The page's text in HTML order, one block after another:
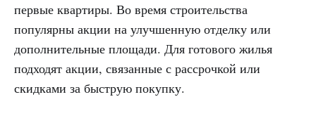
первые квартиры. Во время строительства
популярны акции на улучшенную отделку или
дополнительные площади. Для готового жилья
подходят акции, связанные с рассрочкой или
скидками за быструю покупку.